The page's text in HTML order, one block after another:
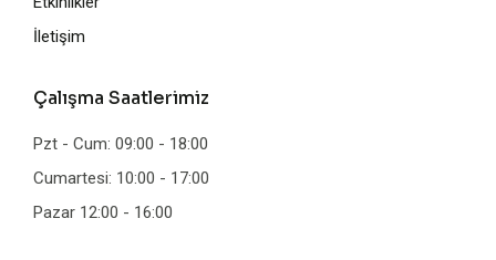
İletişim
Çalışma Saatlerimiz
Pzt - Cum: 09:00 - 18:00
Cumartesi: 10:00 - 17:00
Pazar 12:00 - 16:00